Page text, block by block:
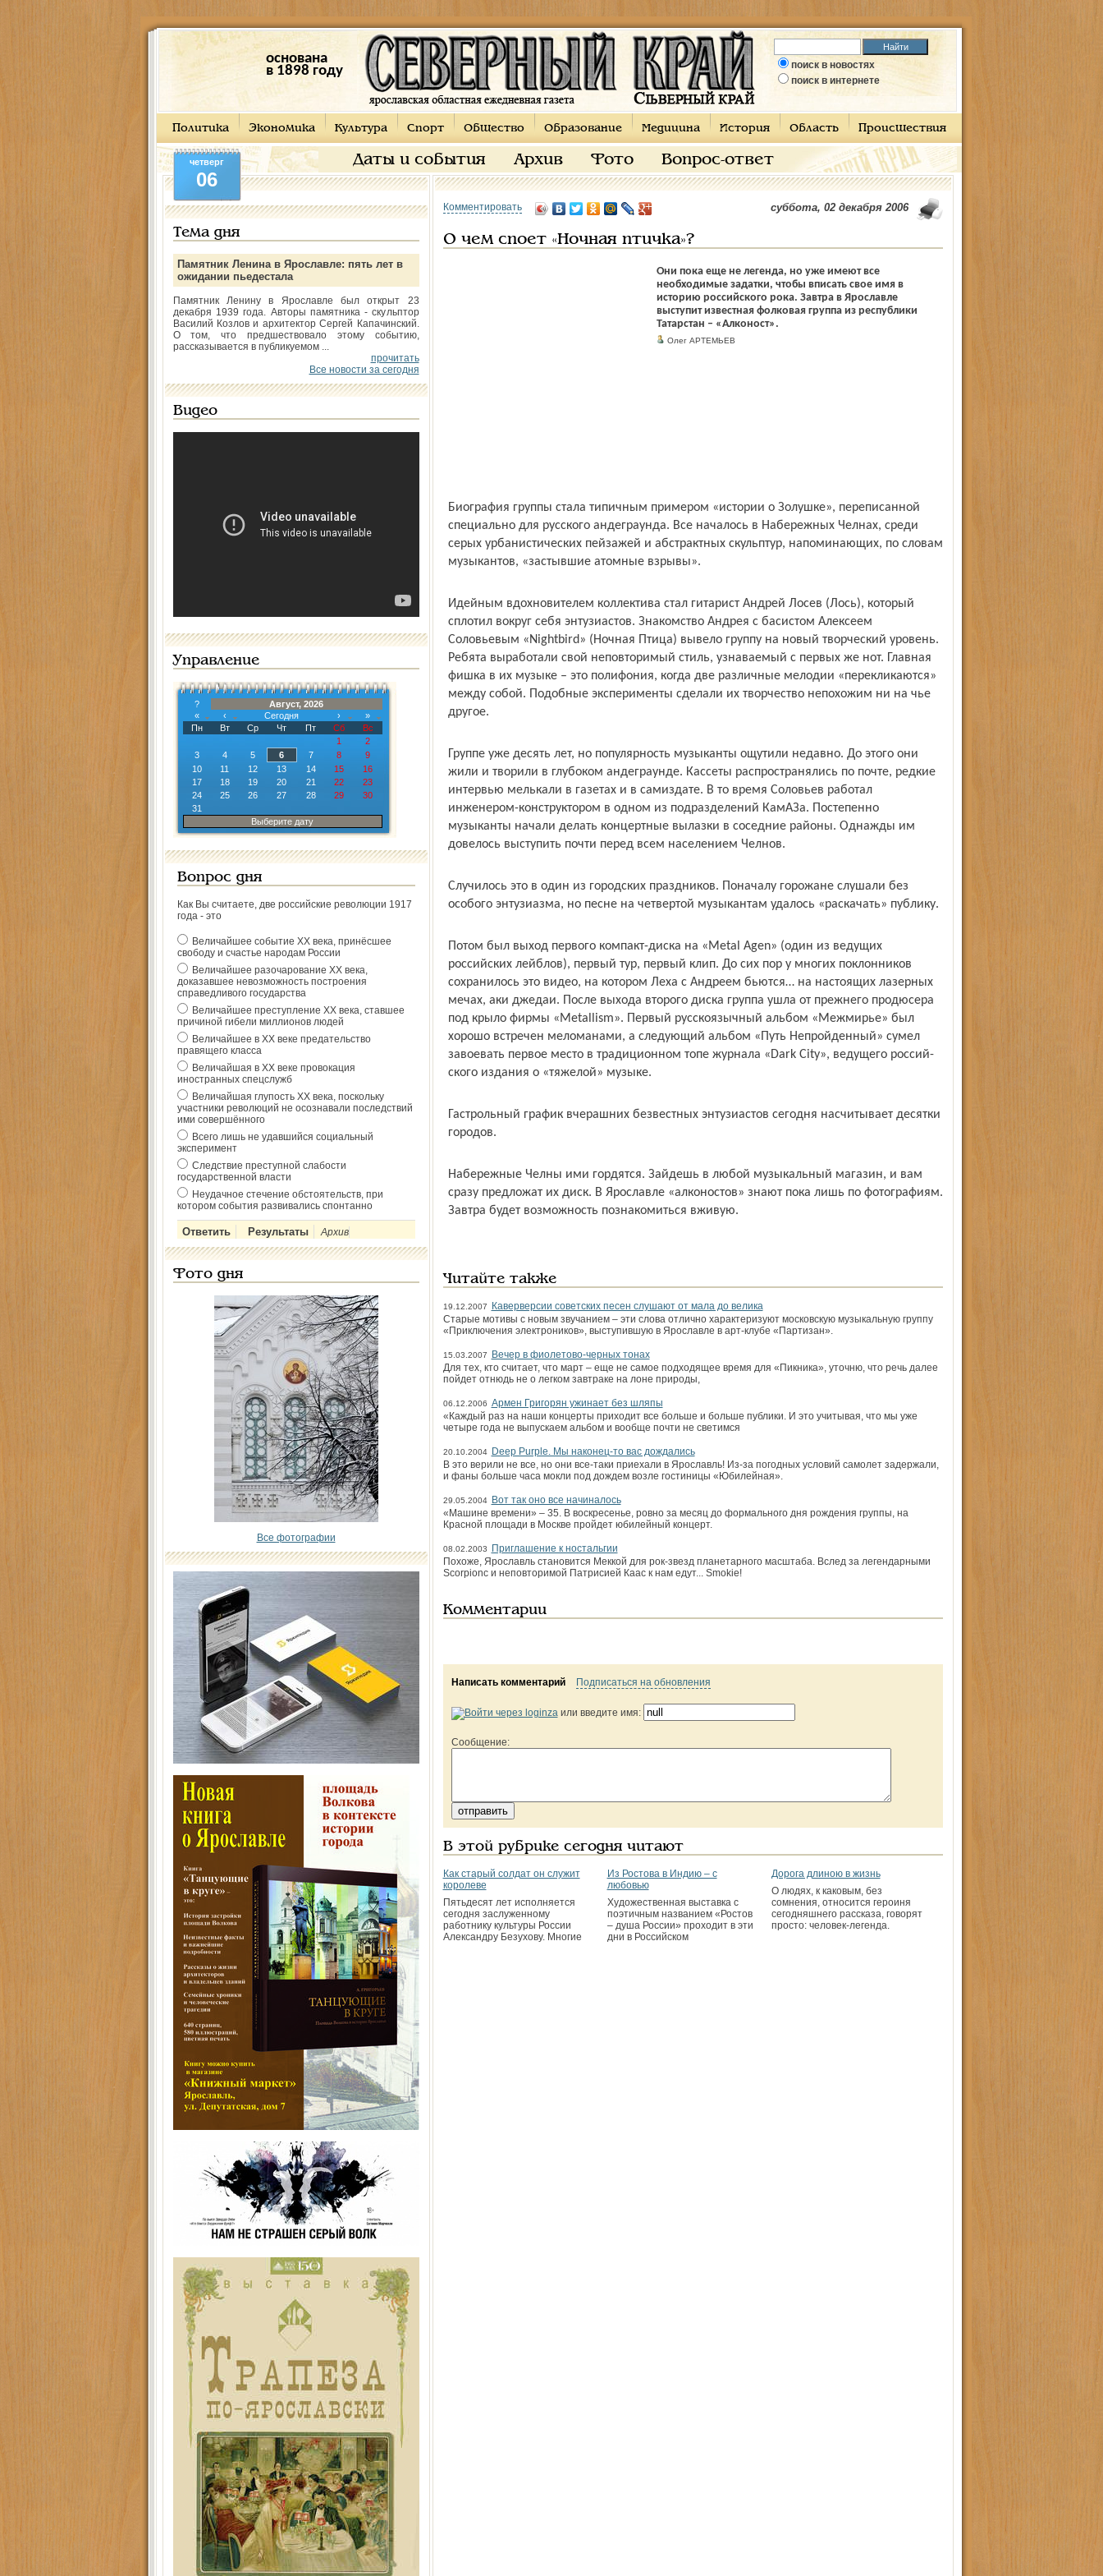
основана
в 1898 году
поиск в новостях
поиск в интернете
Политика Экономика Культура Спорт Общество Образование Медицина История Область Происшествия
Даты и события Архив Фото Вопрос-ответ
четверг
06
Тема дня
Памятник Ленина в Ярославле: пять лет в
ожидании пьедестала
Памятник Ленину в Ярославле был открыт 23
декабря 1939 года. Авторы памятника - скульптор
Василий Козлов и архитектор Сергей Капачинский.
О том, что предшествовало этому событию,
рассказывается в публикуемом ...
прочитать
Все новости за сегодня
Видео
Управление
?
Август, 2026
«
‹ Сегодня ›
»
Пн
Вт Ср Чт Пт Сб
Вс
1
2
3
4 5 6 7 8
9
10
11 12 13 14 15
16
17
18 19 20 21 22
23
24
25 26 27 28 29
30
31
Выберите дату
Вопрос дня
Как Вы считаете, две российские революции 1917
года - это
Величайшее событие ХХ века, принёсшее
свободу и счастье народам России
Величайшее разочарование ХХ века,
доказавшее невозможность построения
справедливого государства
Величайшее преступление ХХ века, ставшее
причиной гибели миллионов людей
Величайшее в ХХ веке предательство
правящего класса
Величайшая в ХХ веке провокация
иностранных спецслужб
Величайшая глупость ХХ века, поскольку
участники революций не осознавали последствий
ими совершённого
Всего лишь не удавшийся социальный
эксперимент
Следствие преступной слабости
государственной власти
Неудачное стечение обстоятельств, при
котором события развивались спонтанно
Архив
Фото дня
Все фотографии
Комментировать суббота, 02 декабря 2006
О чем споет «Ночная птичка»?
Они пока еще не легенда, но уже имеют все
необходимые задатки, чтобы вписать свое имя в
историю российского рока. Завтра в Ярославле
выступит известная фолковая группа из республики
Татарстан – «Алконост».
Олег АРТЕМЬЕВ
Биография группы стала типичным примером «истории о Золушке», переписанной
специально для русского андеграунда. Все началось в Набережных Челнах, среди
серых урбанистических пейзажей и абстрактных скульптур, напоминающих, по словам
музыкантов, «застывшие атомные взрывы».
Идейным вдохновителем коллектива стал гитарист Андрей Лосев (Лось), который
сплотил вокруг себя энтузиастов. Знакомство Андрея с басистом Алексеем
Соловьевым «Nightbird» (Ночная Птица) вывело группу на новый творческий уровень.
Ребята выработали свой неповторимый стиль, узнаваемый с первых же нот. Главная
фишка в их музыке – это полифония, когда две различные мелодии «перекликаются»
между собой. Подобные эксперименты сделали их творчество непохожим ни на чье
другое.
Группе уже десять лет, но популярность музыканты ощутили недавно. До этого они
жили и творили в глубоком андеграунде. Кассеты распространялись по почте, редкие
интервью мелькали в газетах и в самиздате. В то время Соловьев работал
инженером-конструктором в одном из подразделений КамАЗа. Постепенно
музыканты начали делать концертные вылазки в соседние районы. Однажды им
довелось выступить почти перед всем населением Челнов.
Случилось это в один из городских праздников. Поначалу горожане слушали без
особого энтузиазма, но песне на четвертой музыкантам удалось «раскачать» публику.
Потом был выход первого компакт-диска на «Metal Agen» (один из ведущих
российских лейблов), первый тур, первый клип. До сих пор у многих поклонников
сохранилось это видео, на котором Леха с Андреем бьются… на настоящих лазерных
мечах, аки джедаи. После выхода второго диска группа ушла от прежнего продюсера
под крыло фирмы «Metallism». Первый русскоязычный альбом «Межмирье» был
хорошо встречен меломанами, а следующий альбом «Путь Непройденный» сумел
завоевать первое место в традиционном топе журнала «Dark City», ведущего россий­
ского издания о «тяжелой» музыке.
Гастрольный график вчерашних безвестных энтузиастов сегодня насчитывает десятки
городов.
Набережные Челны ими гордятся. Зайдешь в любой музыкальный магазин, и вам
сразу предложат их диск. В Ярославле «алконостов» знают пока лишь по фотографиям.
Завтра будет возможность познакомиться вживую.
Читайте также
19.12.2007
Каверверсии советских песен слушают от мала до велика
Старые мотивы с новым звучанием – эти слова отлично характеризуют московскую музыкальную группу
«Приключения электроников», выступившую в Ярославле в арт-клубе «Партизан».
15.03.2007
Вечер в фиолетово-черных тонах
Для тех, кто считает, что март – еще не самое подходящее время для «Пикника», уточню, что речь далее
пойдет отнюдь не о легком завтраке на лоне природы,
06.12.2006 Армен Григорян ужинает без шляпы
«Каждый раз на наши концерты приходит все больше и больше публики. И это учитывая, что мы уже
четыре года не выпускаем альбом и вообще почти не светимся
20.10.2004
Deep Purple. Мы наконец-то вас дождались
В это верили не все, но они все-таки приехали в Ярославль! Из-за погодных условий самолет задержали,
и фаны больше часа мокли под дождем возле гостиницы «Юбилейная».
29.05.2004
Вот так оно все начиналось
«Машине времени» – 35. В воскресенье, ровно за месяц до формального дня рождения группы, на
Красной площади в Москве пройдет юбилейный концерт.
08.02.2003
Приглашение к ностальгии
Похоже, Ярославль становится Меккой для рок-звезд планетарного масштаба. Вслед за легендарными
Scorpionc и неповторимой Патрисией Каас к нам едут... Smokie!
Комментарии
Написать комментарий Подписаться на обновления
или введите имя:
Сообщение:
В этой рубрике сегодня читают
Как старый солдат он служит
королеве
Пятьдесят лет исполняется
сегодня заслуженному
работнику культуры России
Александру Безухову. Многие
Из Ростова в Индию – с
любовью
Художественная выставка с
поэтичным названием «Ростов
– душа России» проходит в эти
дни в Российском
Дорога длиною в жизнь
О людях, к каковым, без
сомнения, относится героиня
сегодняшнего рассказа, говорят
просто: человек-легенда.